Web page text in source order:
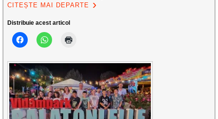
CITEȘTE MAI DEPARTE
Distribuie acest articol